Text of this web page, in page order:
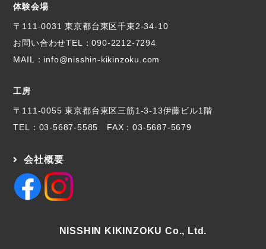
体験会場
〒111-0031 東京都台東区千束2-34-10
お問い合わせTEL：090-2212-7294
MAIL：info@nisshin-kikinzoku.com
工房
〒111-0055 東京都台東区三筋1-3-13伊藤ビル1階
TEL： 03-5687-5585 FAX：03-5687-5679
会社概要
NISSHIN KIKINZOKU Co., Ltd.